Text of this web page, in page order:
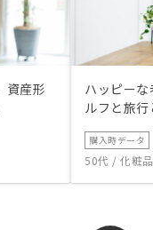
資産形
ハッピー
ルフと旅
購入時データ
50代 / 化粧